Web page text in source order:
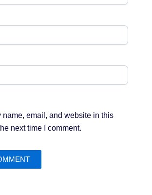
name, email, and website in this
next time I comment.